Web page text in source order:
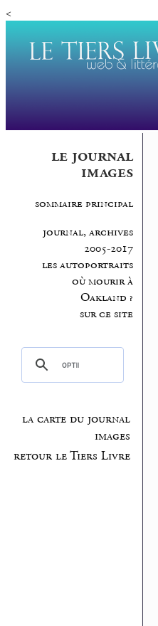
<
le journal
images
sommaire principal
journal, archives
2005-2017
les autoportraits
où mourir à
Oakland ?
sur ce site
la carte du journal
images
retour le Tiers Livre